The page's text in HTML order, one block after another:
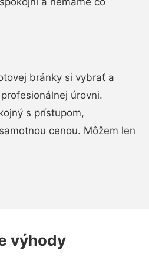
bránky si vybrať a
úrovni.
s prístupom,
cenou. Môžem len
výhody